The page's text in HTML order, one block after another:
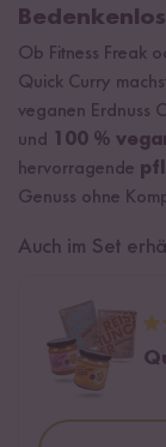
Ob Fitness Freak
Quick Curry
veganen Erdnuss
und
100 %
hervorragende
Genuss ohne
Auch im Set